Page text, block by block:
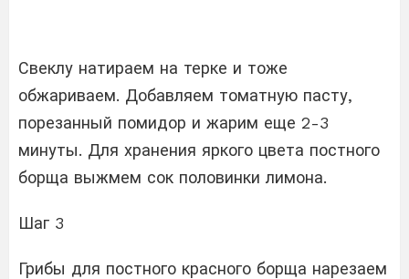
Свеклу натираем на терке и тоже
обжариваем. Добавляем томатную пасту,
порезанный помидор и жарим еще 2-3
минуты. Для хранения яркого цвета постного
борща выжмем сок половинки лимона.
Шаг 3
Грибы для постного красного борща нарезаем